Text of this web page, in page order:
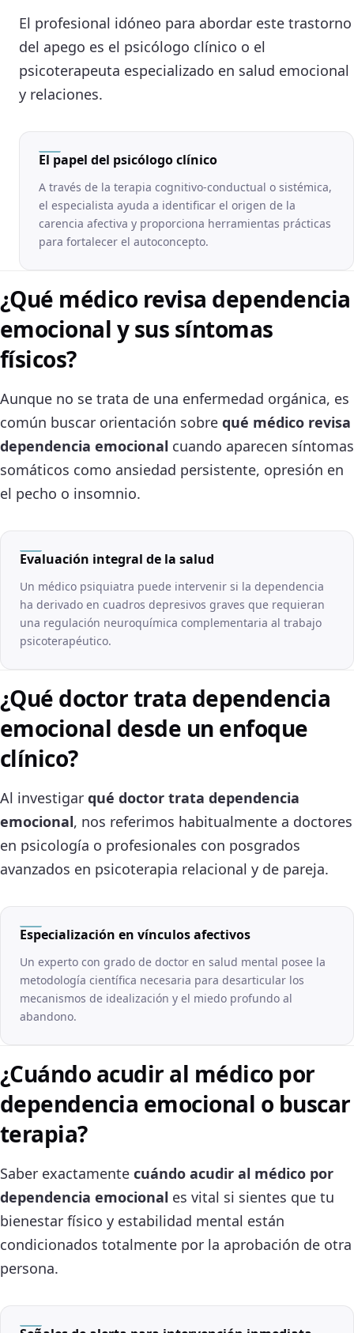
El profesional idóneo para abordar este trastorno
del apego es el psicólogo clínico o el
psicoterapeuta especializado en salud emocional
y relaciones.
El papel del psicólogo clínico
A través de la terapia cognitivo-conductual o sistémica,
el especialista ayuda a identificar el origen de la
carencia afectiva y proporciona herramientas prácticas
para fortalecer el autoconcepto.
¿Qué médico revisa dependencia
emocional y sus síntomas
físicos?
Aunque no se trata de una enfermedad orgánica, es
común buscar orientación sobre qué médico revisa
dependencia emocional cuando aparecen síntomas
somáticos como ansiedad persistente, opresión en
el pecho o insomnio.
Evaluación integral de la salud
Un médico psiquiatra puede intervenir si la dependencia
ha derivado en cuadros depresivos graves que requieran
una regulación neuroquímica complementaria al trabajo
psicoterapéutico.
¿Qué doctor trata dependencia
emocional desde un enfoque
clínico?
Al investigar qué doctor trata dependencia
emocional, nos referimos habitualmente a doctores
en psicología o profesionales con posgrados
avanzados en psicoterapia relacional y de pareja.
Especialización en vínculos afectivos
Un experto con grado de doctor en salud mental posee la
metodología científica necesaria para desarticular los
mecanismos de idealización y el miedo profundo al
abandono.
¿Cuándo acudir al médico por
dependencia emocional o buscar
terapia?
Saber exactamente cuándo acudir al médico por
dependencia emocional es vital si sientes que tu
bienestar físico y estabilidad mental están
condicionados totalmente por la aprobación de otra
persona.